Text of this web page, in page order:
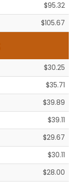
$95.32
$105.67
$30.25
$35.71
$39.89
$39.11
$29.67
$30.11
$28.00